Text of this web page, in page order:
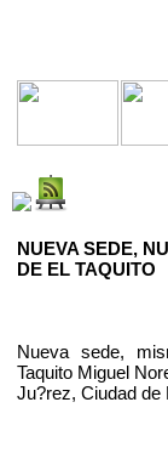
NUEVA SEDE,
DE EL TAQUITO
Nueva sede,
Taquito Miguel
Ju?rez, Ciudad de